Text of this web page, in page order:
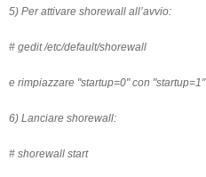
5) Per attivare shorewall all’avvio:
# gedit /etc/default/shorewall
e rimpiazzare "startup=0" con "startup=1"
6) Lanciare shorewall:
# shorewall start